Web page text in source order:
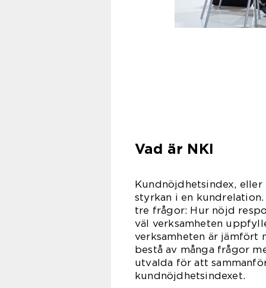
Vad är NKI
Kundnöjdhetsindex, eller
styrkan i en
tre frågor: Hur nöjd
väl verksamheten
verksamheten är jämfört
bestå av många frågor
utvalda för att
kundnöjdhetsindexet.